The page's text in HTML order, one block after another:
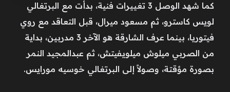
كما شهد الوصل 3 تغييرات فنية، بدأت مع البرتغالي
لويس كاسترو، ثم مسعود ميرال، قبل التعاقد مع روي
فيتوريا، بينما عرف الشارقة هو الآخر 3 مدربين، بداية
من الصربي ميلوش ميلويفيتش، ثم عبدالمجيد النمر
بصورة مؤقتة، وصولاً إلى البرتغالي خوسيه مورايس.